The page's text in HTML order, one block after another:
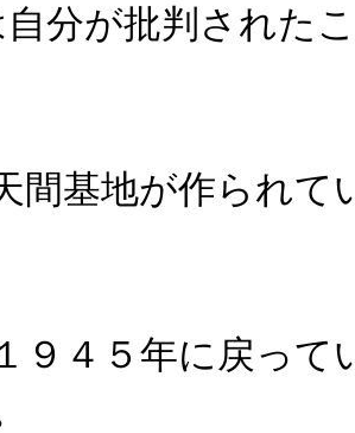
分が批判された
間基地が作られ
９４５年に戻っ